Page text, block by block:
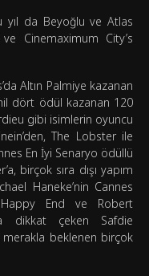
yıl da Beyoğlu ve Atlas
ve Cinemaximum City’s
Altın Palmiye kazanan
dört ödül kazanan 120
gibi isimlerin oyuncu
The Lobster ile
En İyi Senaryo ödüllü
birçok sıra dışı yapım
Haneke’nin Cannes
End ve Robert
dikkat çeken Safdie
beklenen birçok